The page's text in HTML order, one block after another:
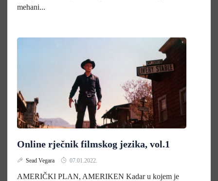
mehani...
Online rječnik filmskog jezika, vol.1
Sead Vegara 07.01.2022.
AMERIČKI PLAN, AMERIKEN Kadar u kojem je